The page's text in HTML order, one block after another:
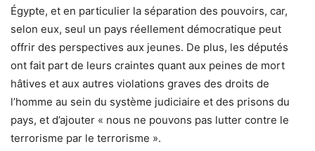
Égypte, et en particulier la séparation des pouvoirs, car,
selon eux, seul un pays réellement démocratique peut
offrir des perspectives aux jeunes. De plus, les députés
ont fait part de leurs craintes quant aux peines de mort
hâtives et aux autres violations graves des droits de
l’homme au sein du système judiciaire et des prisons du
pays, et d’ajouter « nous ne pouvons pas lutter contre le
terrorisme par le terrorisme ».